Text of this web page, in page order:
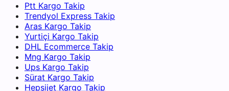
Ptt Kargo Takip
Trendyol Express Takip
Aras Kargo Takip
Yurtiçi Kargo Takip
DHL Ecommerce Takip
Mng Kargo Takip
Ups Kargo Takip
Sürat Kargo Takip
Hepsijet Kargo Takip